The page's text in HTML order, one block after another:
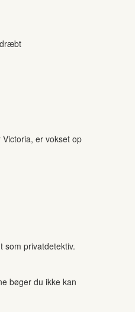
er vokset op
som privatdetektiv.
bøger du ikke kan